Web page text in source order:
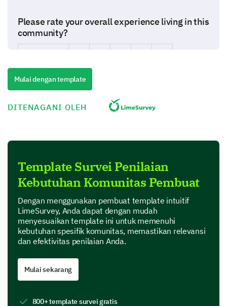
Please rate your overall experience living in this
community?
Poor
Now, let's talk about the services provided by the
community authorities.
Which of the following community services do
Trash and Recycling
Mulai dengan template
DITENAGANI OLEH
Template Survei Penilaian
Kebutuhan Komunitas Pembuat
Dengan menggunakan pembuat template intuitif
LimeSurvey, Anda dapat dengan mudah
menyesuaikan template ini untuk memenuhi
kebutuhan spesifik komunitas, memastikan relevansi
dan efektivitas penilaian Anda.
Mulai sekarang
800+ template survei gratis